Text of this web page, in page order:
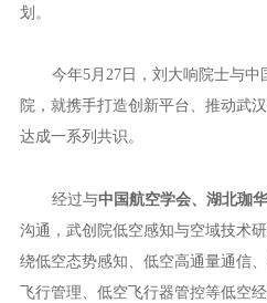
划。
今年5月27日，刘大响院士与
院，就携手打造创新平台、推动武
达成一系列共识。
经过与中国航空学会、湖北珈
沟通，武创院低空感知与空域技术
绕低空态势感知、低空高通量通信
飞行管理、低空飞行器管控等低空